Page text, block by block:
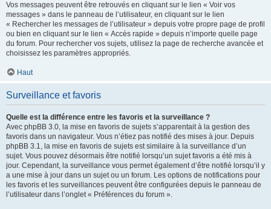
Vos messages peuvent être retrouvés en cliquant sur le lien « Voir vos
messages » dans le panneau de l’utilisateur, en cliquant sur le lien
« Rechercher les messages de l’utilisateur » depuis votre propre page de profil
ou bien en cliquant sur le lien « Accès rapide » depuis n’importe quelle page
du forum. Pour rechercher vos sujets, utilisez la page de recherche avancée et
choisissez les paramètres appropriés.
Haut
Surveillance et favoris
Quelle est la différence entre les favoris et la surveillance ?
Avec phpBB 3.0, la mise en favoris de sujets s’apparentait à la gestion des
favoris dans un navigateur. Vous n’étiez pas notifié des mises à jour. Depuis
phpBB 3.1, la mise en favoris de sujets est similaire à la surveillance d’un
sujet. Vous pouvez désormais être notifié lorsqu’un sujet favoris a été mis à
jour. Cependant, la surveillance vous permet également d’être notifié lorsqu’il y
a une mise à jour dans un sujet ou un forum. Les options de notifications pour
les favoris et les surveillances peuvent être configurées depuis le panneau de
l’utilisateur dans l’onglet « Préférences du forum ».